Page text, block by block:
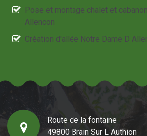
Pose et montage chalet et
Allencon
Création d'allée Notre Dame D
Route de la fontaine
49800 Brain Sur L Authion